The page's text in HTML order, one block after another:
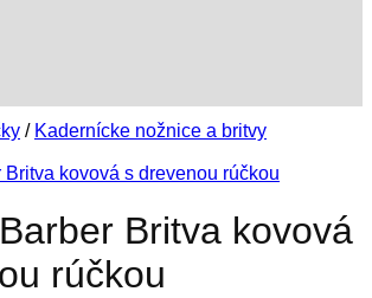
/ Kadernícke nožnice a britvy
Britva kovová
rúčkou